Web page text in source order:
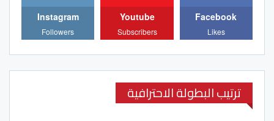
Facebook
Likes
Youtube
Subscribers
Instagram
Followers
ترتيب البطولة الاحترافية